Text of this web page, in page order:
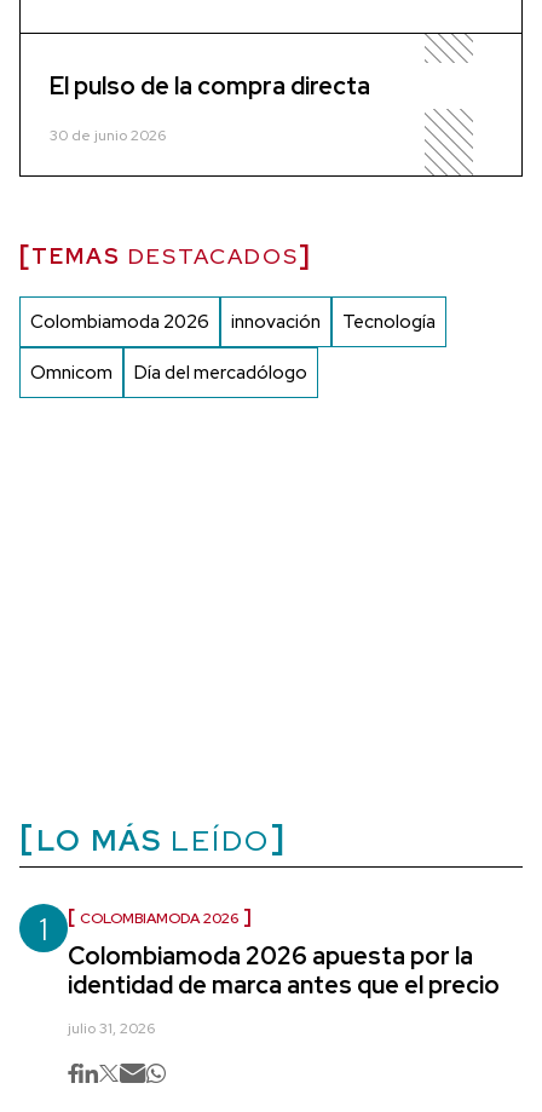
El pulso de la compra directa
30 de junio 2026
TEMAS DESTACADOS
Colombiamoda 2026 innovación Tecnología
Omnicom Día del mercadólogo
LO MÁS LEÍDO
1 COLOMBIAMODA 2026
Colombiamoda 2026 apuesta por la
identidad de marca antes que el precio
julio 31, 2026